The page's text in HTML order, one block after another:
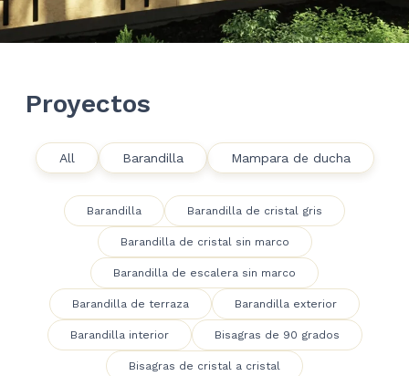
Proyectos
All Barandilla Mampara de ducha
Barandilla Barandilla de cristal gris
Barandilla de cristal sin marco
Barandilla de escalera sin marco
Barandilla de terraza Barandilla exterior
Barandilla interior Bisagras de 90 grados
Bisagras de cristal a cristal